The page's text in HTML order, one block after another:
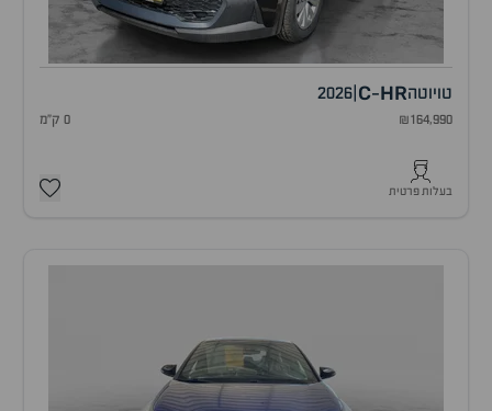
טויוטה C-HR
2026
₪164,990 0 ק"מ
בעלות פרטית